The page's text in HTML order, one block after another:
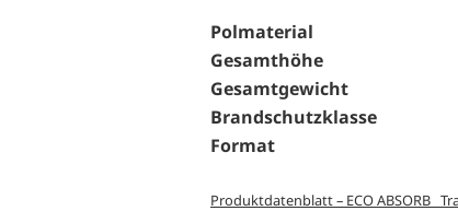
Polmaterial
Gesamthöhe
Gesamtgewicht
Brandschutzklasse
Format
Produktdatenblatt – ECO ABSORB